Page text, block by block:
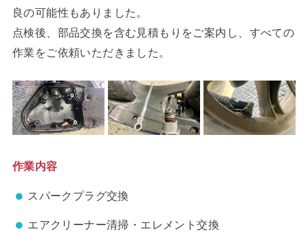
良の可能性もありました。
点検後、部品交換を含む見積もりをご案内し、すべての
作業をご依頼いただきました。
作業内容
スパークプラグ交換
エアクリーナー清掃・エレメント交換